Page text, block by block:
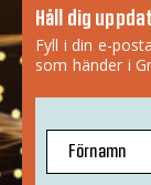
Håll dig
Fyll i din e-
som händer i
Förnamn